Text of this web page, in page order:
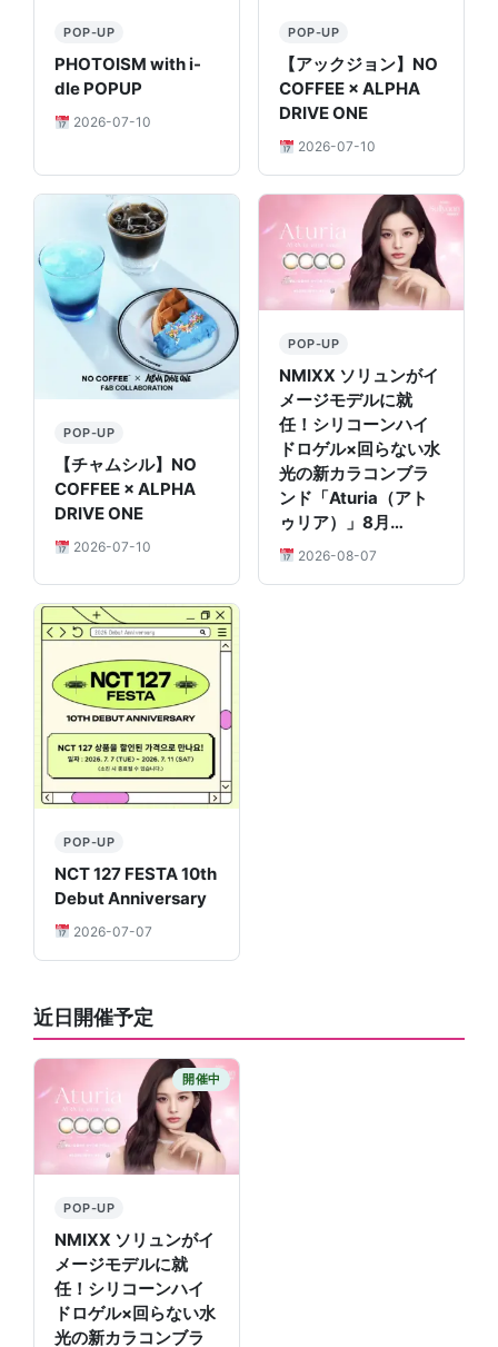
POP-UP
PHOTOISM with i-
dle POPUP
2026-07-10
POP-UP
【アックジョン】NO
COFFEE × ALPHA
DRIVE ONE
2026-07-10
POP-UP
【チャムシル】NO
COFFEE × ALPHA
DRIVE ONE
2026-07-10
POP-UP
NMIXX ソリュンがイ
メージモデルに就
任！シリコーンハイ
ドロゲル×回らない水
光の新カラコンブラ
ンド「Aturia（アト
ゥリア）」8月…
2026-08-07
POP-UP
NCT 127 FESTA 10th
Debut Anniversary
2026-07-07
近日開催予定
開催中
POP-UP
NMIXX ソリュンがイ
メージモデルに就
任！シリコーンハイ
ドロゲル×回らない水
光の新カラコンブラ